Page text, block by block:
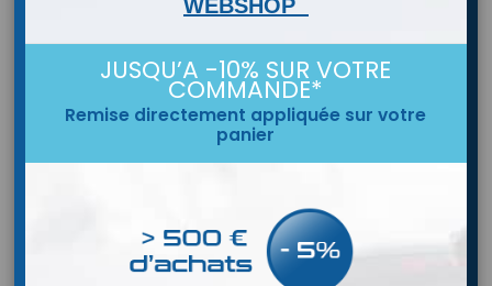
WEBSHOP
JUSQU’A -10% SUR VOTRE
COMMANDE*
Remise directement appliquée sur votre
panier